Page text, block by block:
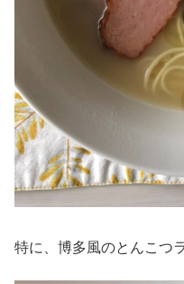
特に、博多風のとんこつ